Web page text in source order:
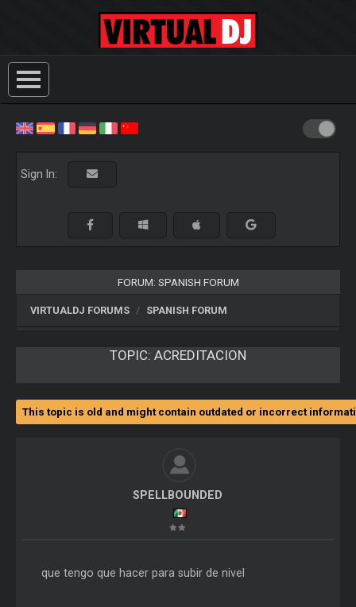
Sign In:
FORUM: SPANISH FORUM
VIRTUALDJ FORUMS SPANISH FORUM
TOPIC: ACREDITACION
This topic is old and might contain outdated or incorrect
SPELLBOUNDED
que tengo que hacer para subir de nivel